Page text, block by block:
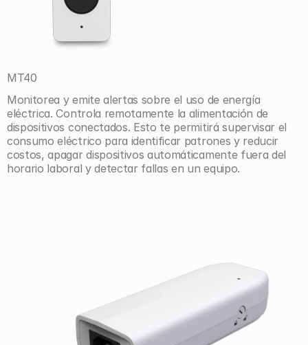
MT40
Monitorea y emite alertas sobre el uso de energía
eléctrica. Controla remotamente la alimentación de
dispositivos conectados. Esto te permitirá supervisar el
consumo eléctrico para identificar patrones y reducir
costos, apagar dispositivos automáticamente fuera del
horario laboral y detectar fallas en un equipo.